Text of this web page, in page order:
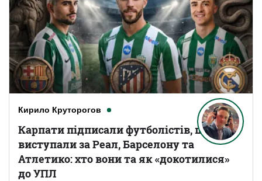
Кирило Круторогов
Карпати підписали футболістів, що
виступали за Реал, Барселону та
Атлетико: хто вони та як «докотилися»
до УПЛ